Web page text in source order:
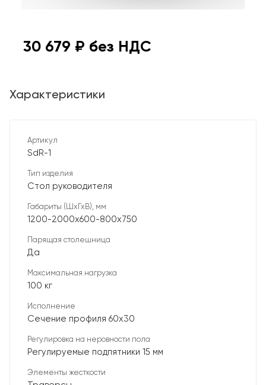
30 679 ₽ без НДС
Характеристики
Артикул
SdR-1
Тип изделия
Стол руководителя
Габариты (ШхГхВ), мм
1200-2000х600-800х750
Парящая столешница
Да
Максимальная нагрузка
100 кг
Исполнение
Сечение профиля 60х30
Регулировка на неровности пола
Регулируемые подпятники 15 мм
Элементы жесткости